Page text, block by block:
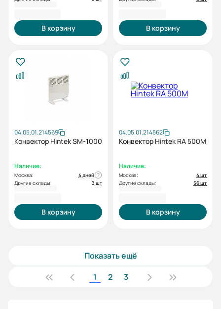
В корзину В корзину
04.05.01.214569
Конвектор Hintek SM-1000
Наличие:
Москва:
4 дней
Другие склады:
3 шт
В корзину
04.05.01.214562
Конвектор Hintek RA 500M
Наличие:
Москва:
4 шт
Другие склады:
56 шт
В корзину
Показать ещё
1
2 3